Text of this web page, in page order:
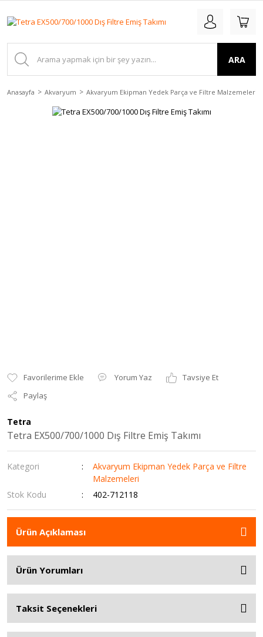
ARA
Anasayfa Akvaryum Akvaryum Ekipman Yedek Parça ve Filtre Malzemeleri
Yorum Yaz
Tavsiye Et
Paylaş
Tetra
Tetra EX500/700/1000 Dış Filtre Emiş Takımı
Kategori
Akvaryum Ekipman Yedek Parça ve Filtre
Malzemeleri
Stok Kodu
402-712118
Ürün Açıklaması
Ürün Yorumları
Taksit Seçenekleri